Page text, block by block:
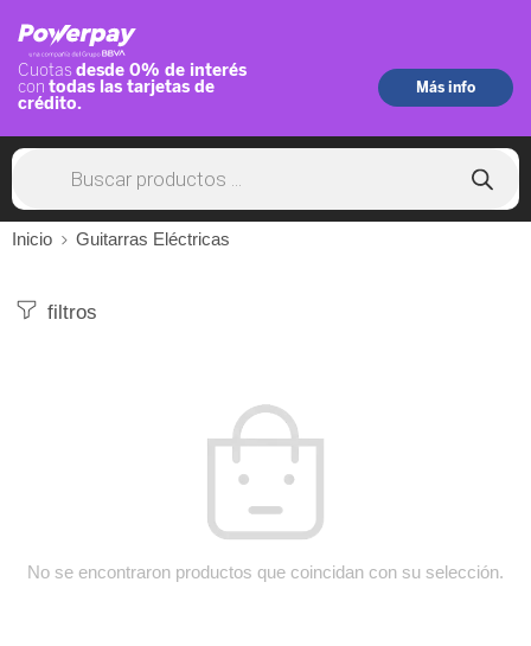
Inicio Guitarras Eléctricas
filtros
No se encontraron productos que coincidan con su selección.